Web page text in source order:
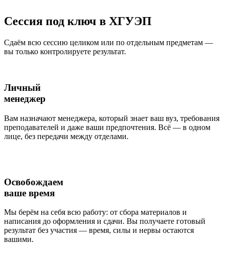
Сессия под ключ в ХГУЭП
Сдаём всю сессию целиком или по отдельным предметам —
вы только контролируете результат.
Личный
менеджер
Вам назначают менеджера, который знает ваш вуз, требования
преподавателей и даже ваши предпочтения. Всё — в одном
лице, без передачи между отделами.
Освобождаем
ваше время
Мы берём на себя всю работу: от сбора материалов и
написания до оформления и сдачи. Вы получаете готовый
результат без участия — время, силы и нервы остаются
вашими.